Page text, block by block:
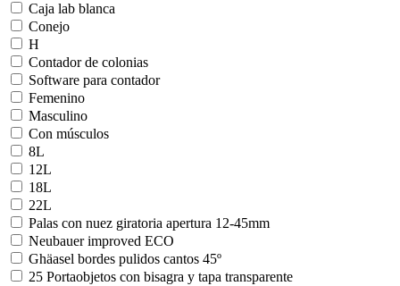
Caja lab blanca
Conejo
H
Contador de colonias
Software para contador
Femenino
Masculino
Con músculos
8L
12L
18L
22L
Palas con nuez giratoria apertura 12-45mm
Neubauer improved ECO
Ghäasel bordes pulidos cantos 45º
25 Portaobjetos con bisagra y tapa transparente